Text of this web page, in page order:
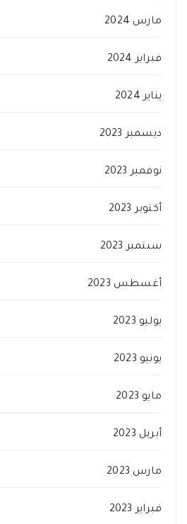
مارس 2024
فبراير 2024
يناير 2024
ديسمبر 2023
نوفمبر 2023
أكتوبر 2023
سبتمبر 2023
أغسطس 2023
يوليو 2023
يونيو 2023
مايو 2023
أبريل 2023
مارس 2023
فبراير 2023